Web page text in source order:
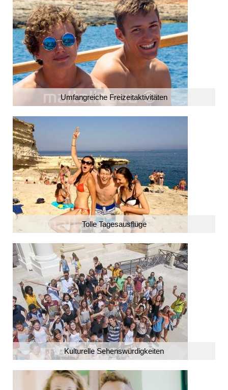
Umfangreiche Freizeitaktivitäten
Tolle Tagesausflüge
Kulturelle Sehenswürdigkeiten